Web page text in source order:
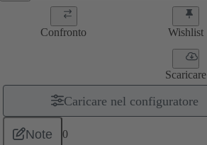
Confronto Wishlist
Scaricare
Caricare nel configuratore
Note 0